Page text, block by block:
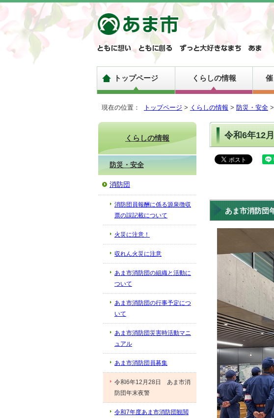
トップページ くらしの情報
現在の位置： トップページ > くらしの情報 > 防災・安全 >
令和6年12
あま市消防団
くらしの情報
防災・安全
消防団
消防団員報酬に係る源泉徴収
票の誤記載について
火災に注意！
収れん火災に注意
あま市消防団の組織と活動に
ついて
あま市消防団の行事予定につ
いて
あま市消防団災害時活動マニ
ュアル
あま市消防団員募集
令和6年12月28日 あま市消
防団年末夜警
令和7年度あま市消防団観閲